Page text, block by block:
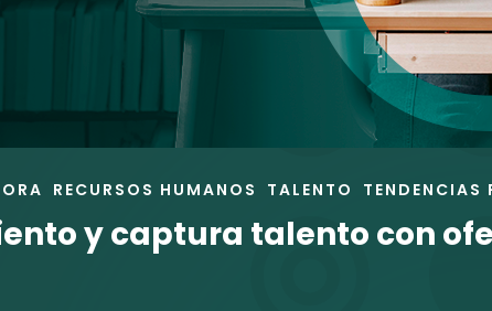
RECURSOS HUMANOS TALENTO TENDENCIAS
y captura talento con